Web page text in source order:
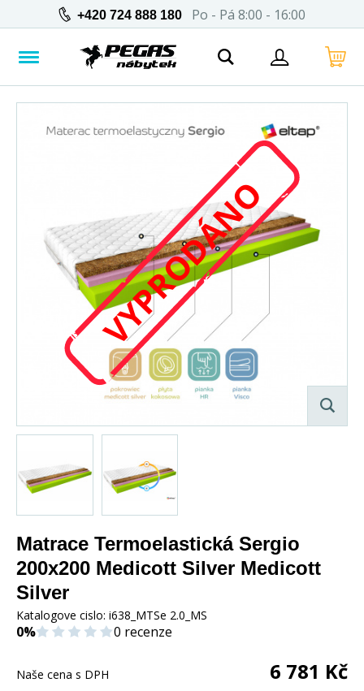
+420 724 888 180 Po - Pá 8:00 - 16:00
VYPRODÁNO
Matrace Termoelastická Sergio
200x200 Medicott Silver Medicott
Silver
Katalogove cislo: i638_MTSe 2.0_MS
0% 0 recenze
Naše cena s DPH 6 781 Kč